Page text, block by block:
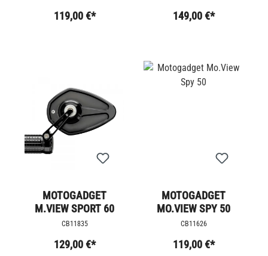
119,00 €* 149,00 €*
MOTOGADGET
M.VIEW SPORT 60
CB11835
129,00 €*
MOTOGADGET
MO.VIEW SPY 50
CB11626
119,00 €*